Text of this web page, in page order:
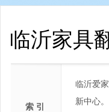
临沂家具
索 引
临沂爱
新中心